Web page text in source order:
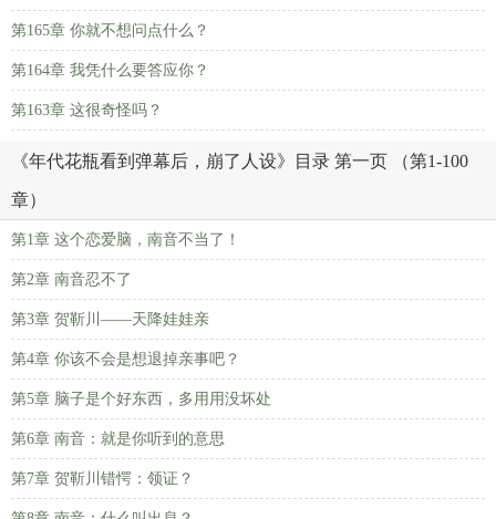
第165章 你就不想问点什么？
第164章 我凭什么要答应你？
第163章 这很奇怪吗？
《年代花瓶看到弹幕后，崩了人设》目录 第一页 （第1-100
章）
第1章 这个恋爱脑，南音不当了！
第2章 南音忍不了
第3章 贺靳川——天降娃娃亲
第4章 你该不会是想退掉亲事吧？
第5章 脑子是个好东西，多用用没坏处
第6章 南音：就是你听到的意思
第7章 贺靳川错愕：领证？